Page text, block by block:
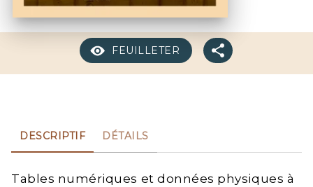
FEUILLETER
DESCRIPTIF DÉTAILS
Tables numériques et données physiques à